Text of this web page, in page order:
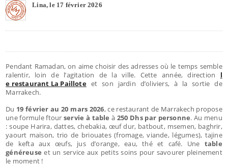
Lina, le 17 février 2026
Pendant Ramadan, on aime choisir des adresses où le temps semble
ralentir, loin de l’agitation de la ville. Cette année, direction l
e restaurant La Pailloteet son jardin d’oliviers, à la sortie de
Marrakech.
Du 19 février au 20 mars 2026, ce restaurant de Marrakech propose
une formule ftour servie à table à 250 Dhs par personne. Au menu
: soupe Harira, dattes, chebakia, œuf dur, batbout, msemen, baghrir,
yaourt maison, trio de briouates (fromage, viande, légumes), tajine
de kefta aux œufs, jus d’orange, eau, thé et café. Une table
généreuse et un service aux petits soins pour savourer pleinement
le moment !